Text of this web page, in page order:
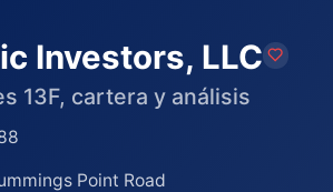
Investors, LLC
13F, cartera y análisis
Point Road